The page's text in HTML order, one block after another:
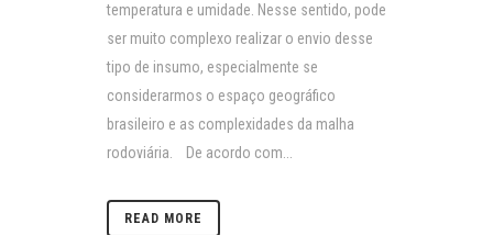
temperatura e umidade. Nesse sentido, pode
ser muito complexo realizar o envio desse
tipo de insumo, especialmente se
considerarmos o espaço geográfico
brasileiro e as complexidades da malha
rodoviária. De acordo com...
READ MORE